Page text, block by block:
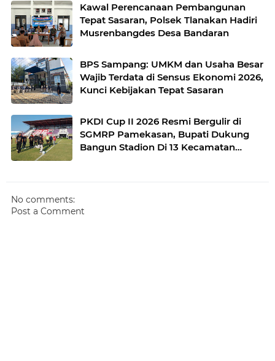
Kawal Perencanaan Pembangunan
Tepat Sasaran, Polsek Tlanakan Hadiri
Musrenbangdes Desa Bandaran
BPS Sampang: UMKM dan Usaha Besar
Wajib Terdata di Sensus Ekonomi 2026,
Kunci Kebijakan Tepat Sasaran
PKDI Cup II 2026 Resmi Bergulir di
SGMRP Pamekasan, Bupati Dukung
Bangun Stadion Di 13 Kecamatan
No comments:
Post a Comment